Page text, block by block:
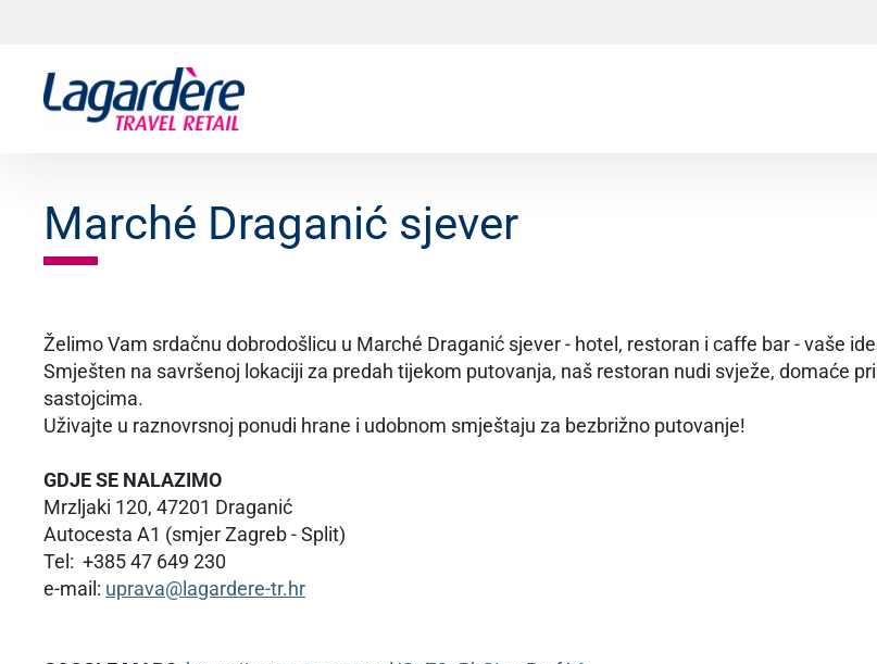
Skoči na podnožje
Marché Draganić sjever
Želimo Vam srdačnu dobrodošlicu u Marché Draganić sjever - hotel, restoran i caffe bar - vaše
Smješten na savršenoj lokaciji za predah tijekom putovanja, naš restoran nudi svježe, domaće
sastojcima.
Uživajte u raznovrsnoj ponudi hrane i udobnom smještaju za bezbrižno putovanje!
GDJE SE NALAZIMO
Mrzljaki 120, 47201 Draganić
Autocesta A1 (smjer Zagreb - Split)
Tel: +385 47 649 230
e-mail: uprava@lagardere-tr.hr